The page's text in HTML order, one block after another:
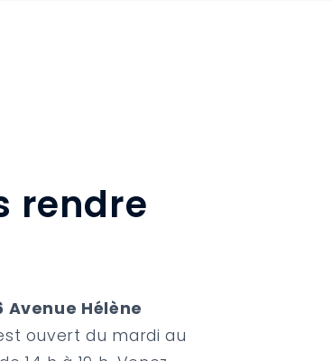
rendre
Avenue Hélène
ouvert du mardi au